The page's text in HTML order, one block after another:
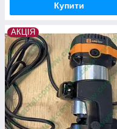
Купити
АКЦІЯ